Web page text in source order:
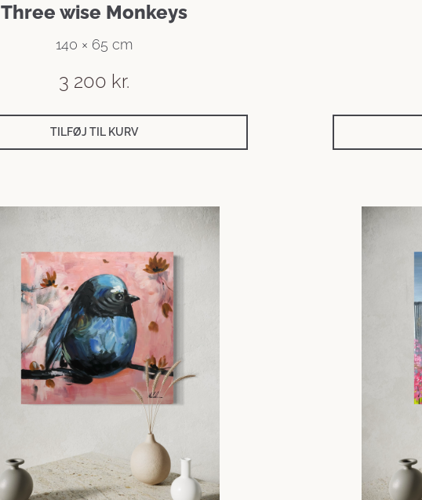
Three wise Monkeys
140 × 65 cm
3 200 kr.
TILFØJ TIL KURV